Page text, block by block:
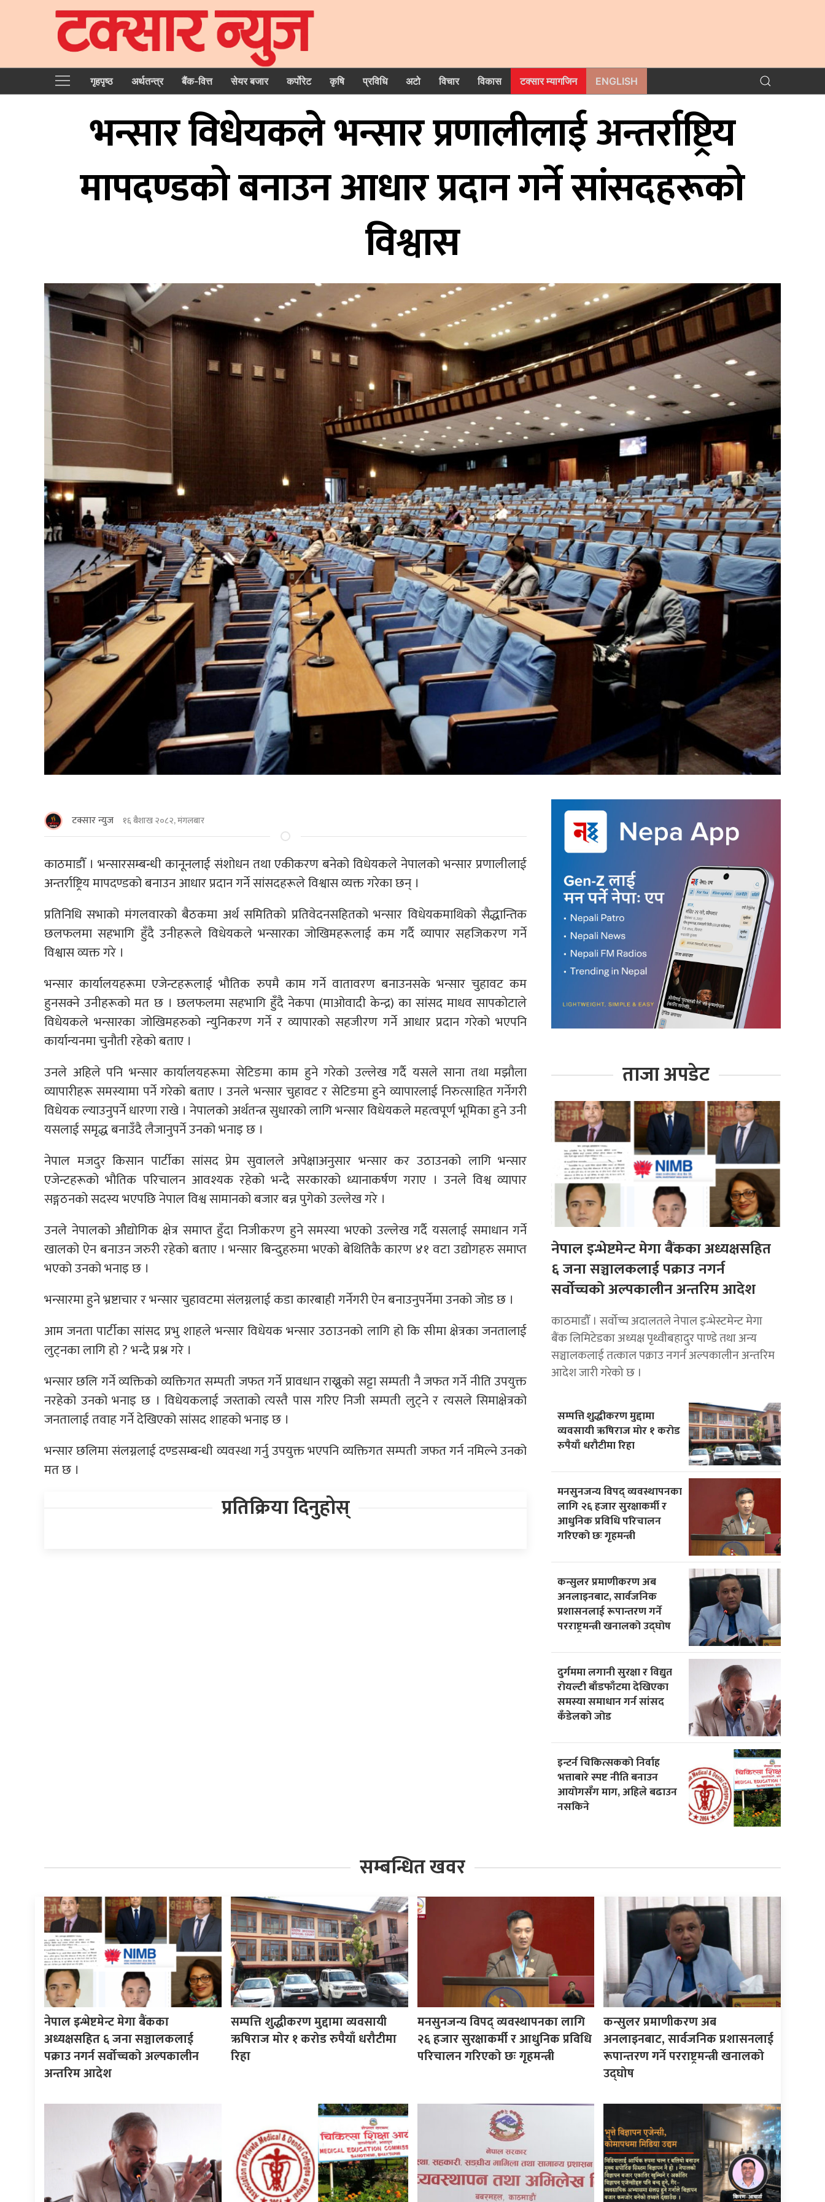
गृहपृष्‍ठ अर्थतन्त्र बैंक-वित्त सेयर बजार कर्पोरेट कृषि प्रविधि अटो विचार विकास टक्सार म्यागजिन ENGLISH
भन्सार विधेयकले भन्सार प्रणालीलाई अन्तर्राष्ट्रिय
मापदण्डको बनाउन आधार प्रदान गर्ने सांसदहरूको
विश्वास
टक्सार न्युज १६ बैशाख २०८२, मंगलबार
काठमाडाैँ । भन्सारसम्बन्धी कानूनलाई संशोधन तथा एकीकरण बनेको विधेयकले नेपालको भन्सार प्रणालीलाई
अन्तर्राष्ट्रिय मापदण्डको बनाउन आधार प्रदान गर्ने सांसदहरूले विश्वास व्यक्त गरेका छन् ।
प्रतिनिधि सभाको मंगलवारको बैठकमा अर्थ समितिको प्रतिवेदनसहितको भन्सार विधेयकमाथिको सैद्धान्तिक
छलफलमा सहभागि हुँदै उनीहरूले विधेयकले भन्सारका जोखिमहरूलाई कम गर्दै व्यापार सहजिकरण गर्ने
विश्वास व्यक्त गरे ।
भन्सार कार्यालयहरूमा एजेन्टहरूलाई भौतिक रुपमै काम गर्ने वातावरण बनाउनसके भन्सार चुहावट कम
हुनसक्ने उनीहरूको मत छ । छलफलमा सहभागि हुँदै नेकपा (माओवादी केन्द्र) का सांसद माधव सापकोटाले
विधेयकले भन्सारका जोखिमहरुको न्युनिकरण गर्ने र व्यापारको सहजीरण गर्ने आधार प्रदान गरेको भएपनि
कार्यान्यनमा चुनौती रहेको बताए ।
उनले अहिले पनि भन्सार कार्यालयहरूमा सेटिङमा काम हुने गरेको उल्लेख गर्दै यसले साना तथा मझौला
व्यापारीहरू समस्यामा पर्ने गरेको बताए । उनले भन्सार चुहावट र सेटिङमा हुने व्यापारलाई निरुत्साहित गर्नेगरी
विधेयक ल्याउनुपर्ने धारणा राखे । नेपालको अर्थतन्त्र सुधारको लागि भन्सार विधेयकले महत्वपूर्ण भूमिका हुने उनी
यसलाई समृद्ध बनाउँदै लैजानुपर्ने उनको भनाइ छ ।
नेपाल मजदुर किसान पार्टीका सांसद प्रेम सुवालले अपेक्षाअनुसार भन्सार कर उठाउनको लागि भन्सार
एजेन्टहरूको भौतिक परिचालन आवश्यक रहेको भन्दै सरकारको ध्यानाकर्षण गराए । उनले विश्व व्यापार
सङ्गठनको सदस्य भएपछि नेपाल विश्व सामानको बजार बन्न पुगेको उल्लेख गरे ।
उनले नेपालको औद्योगिक क्षेत्र समाप्त हुँदा निजीकरण हुने समस्या भएको उल्लेख गर्दै यसलाई समाधान गर्ने
खालको ऐन बनाउन जरुरी रहेको बताए । भन्सार बिन्दुहरुमा भएको बेथितिकै कारण ४१ वटा उद्योगहरु समाप्त
भएको उनको भनाइ छ ।
भन्सारमा हुने भ्रष्टाचार र भन्सार चुहावटमा संलग्नलाई कडा कारबाही गर्नेगरी ऐन बनाउनुपर्नेमा उनको जोड छ ।
आम जनता पार्टीका सांसद प्रभु शाहले भन्सार विधेयक भन्सार उठाउनको लागि हो कि सीमा क्षेत्रका जनतालाई
लुट्नका लागि हो ? भन्दै प्रश्न गरे ।
भन्सार छलि गर्ने व्यक्तिको व्यक्तिगत सम्पती जफत गर्ने प्रावधान राख्नुको सट्टा सम्पती नै जफत गर्ने नीति उपयुक्त
नरहेको उनको भनाइ छ । विधेयकलाई जस्ताको त्यस्तै पास गरिए निजी सम्पती लुट्ने र त्यसले सिमाक्षेत्रको
जनतालाई तवाह गर्ने देखिएको सांसद शाहको भनाइ छ ।
भन्सार छलिमा संलग्नलाई दण्डसम्बन्धी व्यवस्था गर्नु उपयुक्त भएपनि व्यक्तिगत सम्पती जफत गर्न नमिल्ने उनको
मत छ ।
प्रतिक्रिया दिनुहोस्
ताजा अपडेट
नेपाल इन्भेष्टमेन्ट मेगा बैंकका अध्यक्षसहित
६ जना सञ्चालकलाई पक्राउ नगर्न
सर्वोच्चको अल्पकालीन अन्तरिम आदेश
काठमाडौँ । सर्वोच्च अदालतले नेपाल इन्भेस्टमेन्ट मेगा
बैंक लिमिटेडका अध्यक्ष पृथ्वीबहादुर पाण्डे तथा अन्य
सञ्चालकलाई तत्काल पक्राउ नगर्न अल्पकालीन अन्तरिम
आदेश जारी गरेको छ ।
सम्पत्ति शुद्धीकरण मुद्दामा
व्यवसायी ऋषिराज मोर १ करोड
रुपैयाँ धरौटीमा रिहा
मनसुनजन्य विपद् व्यवस्थापनका
लागि २६ हजार सुरक्षाकर्मी र
आधुनिक प्रविधि परिचालन
गरिएको छः गृहमन्त्री
कन्सुलर प्रमाणीकरण अब
अनलाइनबाट, सार्वजनिक
प्रशासनलाई रूपान्तरण गर्ने
परराष्ट्रमन्त्री खनालको उद्घोष
दुर्गममा लगानी सुरक्षा र विद्युत
रोयल्टी बाँडफाँटमा देखिएका
समस्या समाधान गर्न सांसद
कँडेलको जोड
इन्टर्न चिकित्सकको निर्वाह
भत्ताबारे स्पष्ट नीति बनाउन
आयोगसँग माग, अहिले बढाउन
नसकिने
सम्बन्धित खवर
नेपाल इन्भेष्टमेन्ट मेगा बैंकका
अध्यक्षसहित ६ जना सञ्चालकलाई
पक्राउ नगर्न सर्वोच्चको अल्पकालीन
अन्तरिम आदेश
सम्पत्ति शुद्धीकरण मुद्दामा व्यवसायी
ऋषिराज मोर १ करोड रुपैयाँ धरौटीमा
रिहा
मनसुनजन्य विपद् व्यवस्थापनका लागि
२६ हजार सुरक्षाकर्मी र आधुनिक प्रविधि
परिचालन गरिएको छः गृहमन्त्री
कन्सुलर प्रमाणीकरण अब
अनलाइनबाट, सार्वजनिक प्रशासनलाई
रूपान्तरण गर्ने परराष्ट्रमन्त्री खनालको
उद्घोष